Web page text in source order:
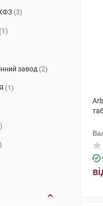
(3)
(1)
завод (2)
(1)